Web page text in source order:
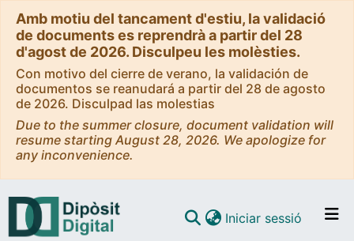
Amb motiu del tancament d'estiu, la validació
de documents es reprendrà a partir del 28
d'agost de 2026. Disculpeu les molèsties.
Con motivo del cierre de verano, la validación de
documentos se reanudará a partir del 28 de agosto
de 2026. Disculpad las molestias
Due to the summer closure, document validation will
resume starting August 28, 2026. We apologize for
any inconvenience.
Iniciar sessió (current)